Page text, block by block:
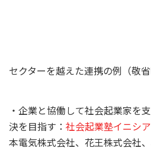
セクターを越えた連携の例（敬省
・企業と協働して社会起業家を
決を目指す： 社会起業塾イニシ
本電気株式会社、花王株式会社、